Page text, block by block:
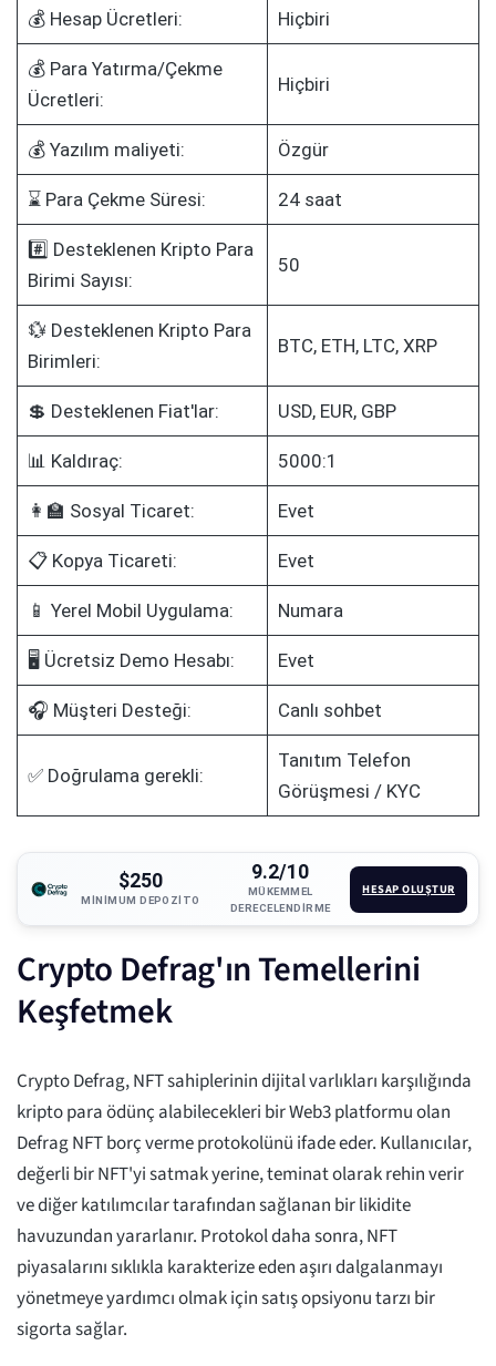
💰 Hesap Ücretleri: Hiçbiri
💰 Para Yatırma/Çekme
Ücretleri:
Hiçbiri
💰 Yazılım maliyeti: Özgür
⌛ Para Çekme Süresi: 24 saat
#️⃣ Desteklenen Kripto Para
Birimi Sayısı:
50
💱 Desteklenen Kripto Para
Birimleri:
BTC, ETH, LTC, XRP
💲 Desteklenen Fiat'lar: USD, EUR, GBP
📊 Kaldıraç: 5000:1
👩‍🏫 Sosyal Ticaret: Evet
📋 Kopya Ticareti: Evet
📱 Yerel Mobil Uygulama: Numara
🖥️ Ücretsiz Demo Hesabı: Evet
🎧 Müşteri Desteği: Canlı sohbet
✅ Doğrulama gerekli:
Tanıtım Telefon
Görüşmesi / KYC
$250
MINIMUM DEPOZITO
9.2/10
MÜKEMMEL
DERECELENDIRME
HESAP OLUŞTUR
Crypto Defrag'ın Temellerini
Keşfetmek
Crypto Defrag, NFT sahiplerinin dijital varlıkları karşılığında
kripto para ödünç alabilecekleri bir Web3 platformu olan
Defrag NFT borç verme protokolünü ifade eder. Kullanıcılar,
değerli bir NFT'yi satmak yerine, teminat olarak rehin verir
ve diğer katılımcılar tarafından sağlanan bir likidite
havuzundan yararlanır. Protokol daha sonra, NFT
piyasalarını sıklıkla karakterize eden aşırı dalgalanmayı
yönetmeye yardımcı olmak için satış opsiyonu tarzı bir
sigorta sağlar.